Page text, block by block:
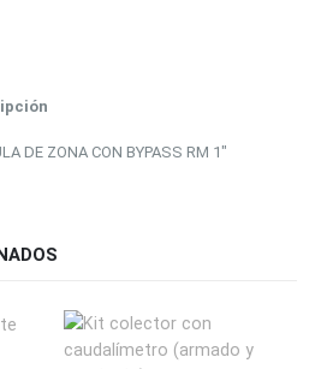
DE ZONA CON BYPASS RM 1″